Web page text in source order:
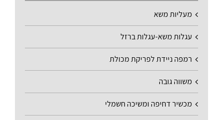
מעליות משא
עגלות משא-עגלות ברזל
רמפה ניידת לפריקת מכולת
משווה גובה
מכשיר דחיפה ומשיכה חשמלי